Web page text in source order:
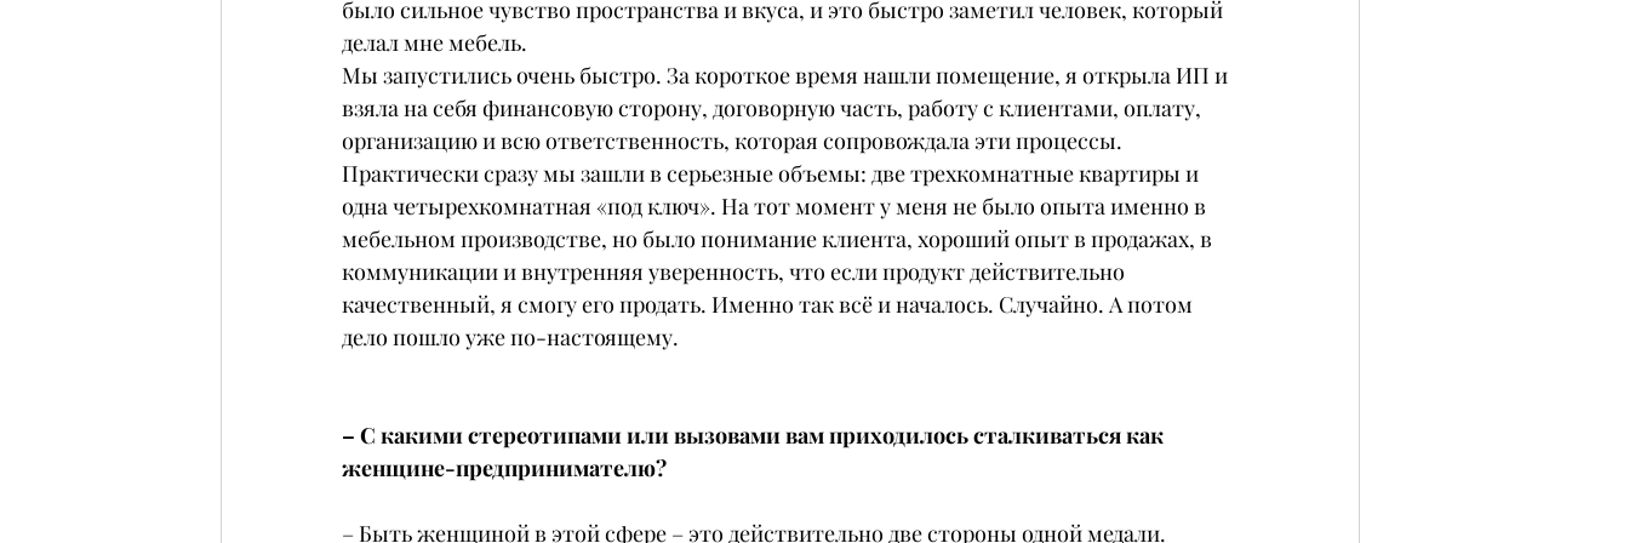
было сильное чувство пространства и вкуса, и это быстро заметил человек, который
делал мне мебель.
Мы запустились очень быстро. За короткое время нашли помещение, я открыла ИП и
взяла на себя финансовую сторону, договорную часть, работу с клиентами, оплату,
организацию и всю ответственность, которая сопровождала эти процессы.
Практически сразу мы зашли в серьезные объемы: две трехкомнатные квартиры и
одна четырехкомнатная «под ключ». На тот момент у меня не было опыта именно в
мебельном производстве, но было понимание клиента, хороший опыт в продажах, в
коммуникации и внутренняя уверенность, что если продукт действительно
качественный, я смогу его продать. Именно так всё и началось. Случайно. А потом
дело пошло уже по-настоящему.
– С какими стереотипами или вызовами вам приходилось сталкиваться как
женщине-предпринимателю?
– Быть женщиной в этой сфере – это действительно две стороны одной медали.